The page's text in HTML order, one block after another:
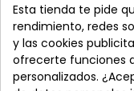
Esta tienda te pide
rendimiento, redes
y las cookies
ofrecerte funciones
personalizados.